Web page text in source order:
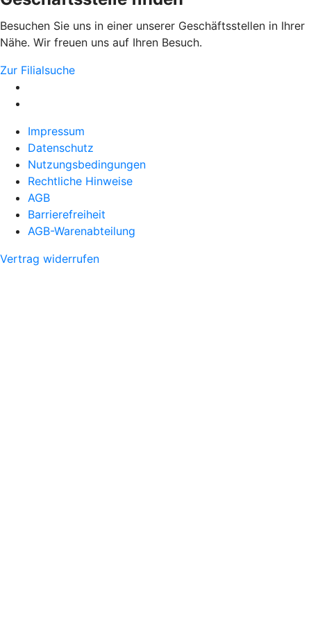
Besuchen Sie uns in einer unserer Geschäftsstellen in Ihrer
Nähe. Wir freuen uns auf Ihren Besuch.
Zur Filialsuche
Impressum
Datenschutz
Nutzungsbedingungen
Rechtliche Hinweise
AGB
Barrierefreiheit
AGB-Warenabteilung
Vertrag widerrufen